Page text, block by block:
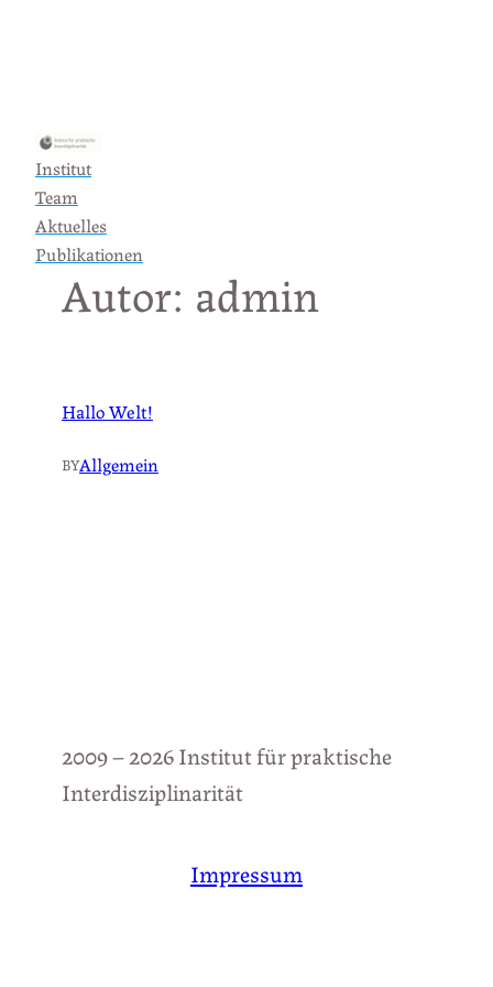
Institut
Team
Aktuelles
Publikationen
Autor: admin
Hallo Welt!
BYAllgemein
2009 – 2026 Institut für praktische
Interdisziplinarität
Impressum